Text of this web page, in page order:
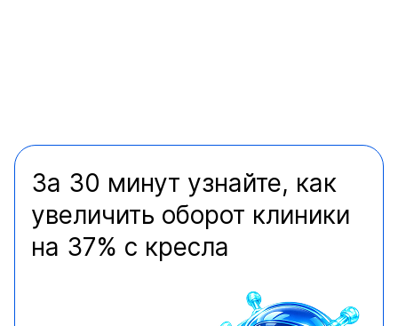
За 30 минут узнайте, как
увеличить оборот клиники
на 37% с кресла